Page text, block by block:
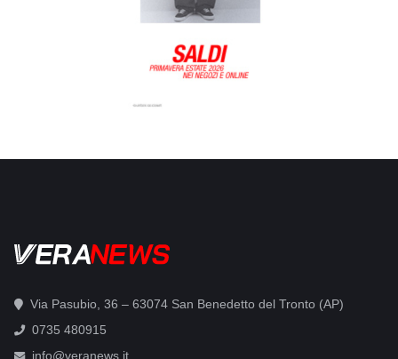
Via Pasubio, 36 – 63074 San Benedetto del Tronto (AP)
0735 480915
info@veranews.it